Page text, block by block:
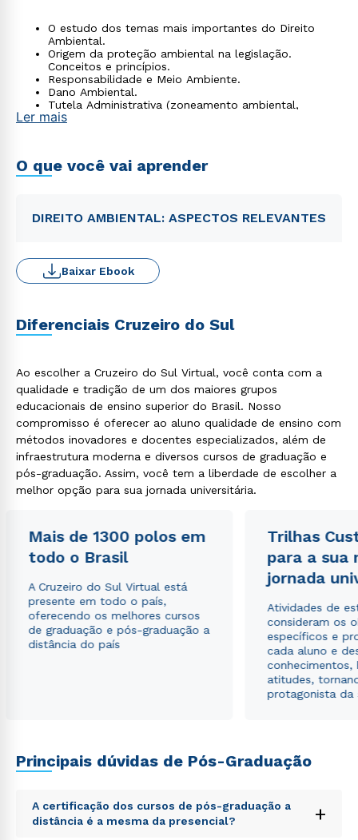
O estudo dos temas mais importantes do Direito
Ambiental.
Origem da proteção ambiental na legislação.
Conceitos e princípios.
Responsabilidade e Meio Ambiente.
Dano Ambiental.
Tutela Administrativa (zoneamento ambiental,
avaliação de impactos ambientais, licença ambiental,
Ler mais
O que você vai aprender
DIREITO AMBIENTAL: ASPECTOS RELEVANTES
Baixar Ebook
Diferenciais Cruzeiro do Sul
Ao escolher a Cruzeiro do Sul Virtual, você conta com a
qualidade e tradição de um dos maiores grupos
educacionais de ensino superior do Brasil. Nosso
compromisso é oferecer ao aluno qualidade de ensino com
métodos inovadores e docentes especializados, além de
infraestrutura moderna e diversos cursos de graduação e
pós-graduação. Assim, você tem a liberdade de escolher a
melhor opção para sua jornada universitária.
Mais de 1300 polos em
todo o Brasil
A Cruzeiro do Sul Virtual está
presente em todo o país,
oferecendo os melhores cursos
de graduação e pós-graduação a
distância do país
Trilhas
para a sua
jornada
Atividades de
consideram os
específicos e
cada aluno e
conhecimentos,
atitudes,
protagonista da
Principais dúvidas de Pós-Graduação
A certificação dos cursos de pós-graduação a
distância é a mesma da presencial?
+
Rápido e fácil
envio de conteúdos da Cruzeiro do Sul.